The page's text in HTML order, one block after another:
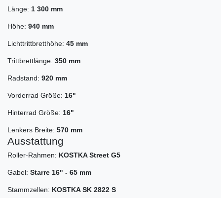
Länge: 1 300 mm
Höhe: 940 mm
Lichttrittbretthöhe: 45 mm
Trittbrettlänge: 350 mm
Radstand: 920 mm
Vorderrad Größe: 16"
Hinterrad Größe: 16"
Lenkers Breite: 570 mm
Ausstattung
Roller-Rahmen: KOSTKA Street G5
Gabel: Starre 16" - 65 mm
Stammzellen: KOSTKA SK 2822 S